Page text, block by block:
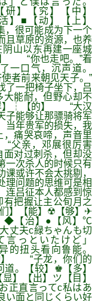
】【究】【中】
■【动】【上】
很可能成为下一个
且草原的资源，也养
山以东再建一座城
】 “你也走吧。”看
一口气，沉声道。
者前来朝见天子。”
一把椅子坐下，吕
大能耐，但野心却不
样】┆【的】 “大汉
子能够让那骠骑将军
当年贵军的损失，我
，痛哭哀啼，声音里
父亲，邓展很厉害
面对过刺杀，但却没
一次杀人的时候只有
或许不会太挑剔，
理问题的思维可是相
连吕征本人都感到惊
把握让主公旬月之
们】【能】☢【够】✈
◆【治】●【风】℃
丈夫c緑ちゃんも切
っといたけど」
扭头看向鲁能。
】 “子龙，你们的
道。【较】♚【多】
】【出】ツ【目】
正直言ってc私はあ
い面と同じくらい好